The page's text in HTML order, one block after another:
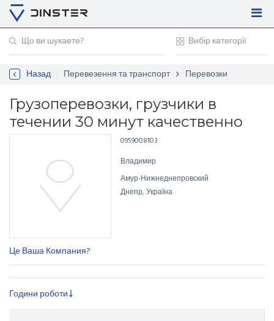
Регістрація
Контакти
Для підприємців
Назад Перевезення та транспорт Перевозки
Грузоперевозки, грузчики в
течении 30 минут качественно
Це Ваша Компания?
0959008103
Владимир
Амур-Нижнеднепровский
Днепр, Україна
Години роботи